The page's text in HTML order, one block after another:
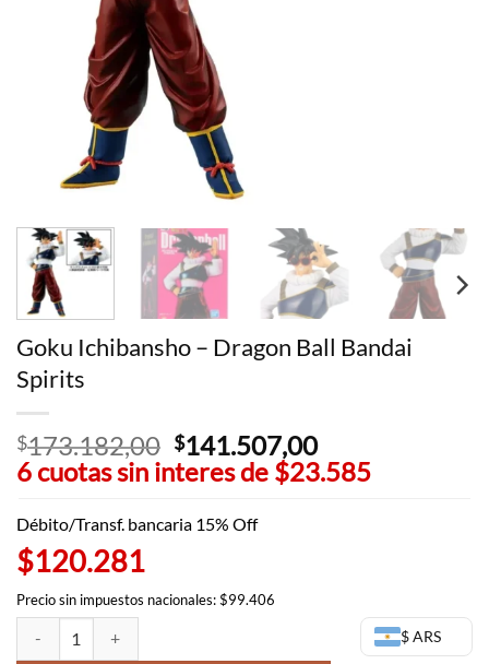
Goku Ichibansho – Dragon Ball Bandai
Spirits
$173.182,00 El
precio
era:
$141.507,00El
precio
6 cuotas sin interes de $23.585
Débito/Transf. bancaria 15% Off
$120.281
Precio sin impuestos nacionales: $99.406
$ ARS
Goku Ichibansho - Dragon Ball Bandai Spirits cantidad